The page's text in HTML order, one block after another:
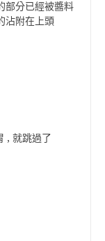
部分已經被醬料
沾附在上頭
, 就跳過了